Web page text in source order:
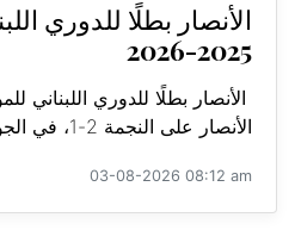
الأنصار بطلًا للدوري
2025-2026
الأنصار على النجمة 2-1، في الجولة ال...
03-08-2026 08:12 am